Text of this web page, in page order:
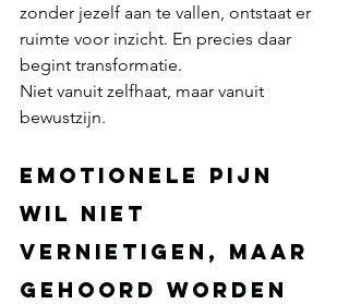
zonder jezelf aan te vallen, ontstaat er
ruimte voor inzicht. En precies daar
begint transformatie.
Niet vanuit zelfhaat, maar vanuit
bewustzijn.
Emotionele pijn
wil niet
vernietigen, maar
gehoord worden